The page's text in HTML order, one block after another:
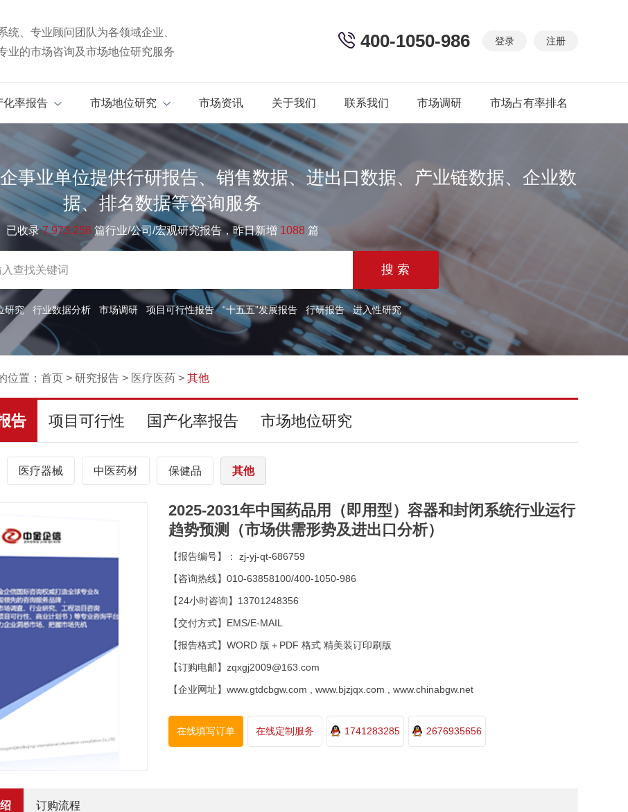
统、专业顾问团队为各领域企业、
业的市场咨询及市场地位研究服务
登录 注册
400-1050-986
化率报告 市场地位研究 市场资讯 关于我们 联系我们 市场调研 市场占有率排名
事业单位提供行研报告、销售数据、进出口数据、产业链数据、企业数
据、排名数据等咨询服务
已收录7.973.258 篇行业/公司/宏观研究报告，昨日新增 1088 篇
研究 行业数据分析 市场调研 项目可行性报告 “十五五”发展报告 行研报告 进入性研究
位置： 首页 > 研究报告 > 医疗医药 > 其他
告 项目可行性 国产化率报告 市场地位研究
医疗器械 中医药材 保健品 其他
2025-2031年中国药品用（即用型）容器和封闭系统行业运行
趋势预测（市场供需形势及进出口分析）
【报告编号】： zj-yj-qt-686759
【咨询热线】010-63858100/400-1050-986
【24小时咨询】13701248356
【交付方式】EMS/E-MAIL
【报告格式】WORD 版＋PDF 格式 精美装订印刷版
【订购电邮】zqxgj2009@163.com
【企业网址】www.gtdcbgw.com , www.bjzjqx.com , www.chinabgw.net
在线填写订单 在线定制服务 1741283285 2676935656
订购流程